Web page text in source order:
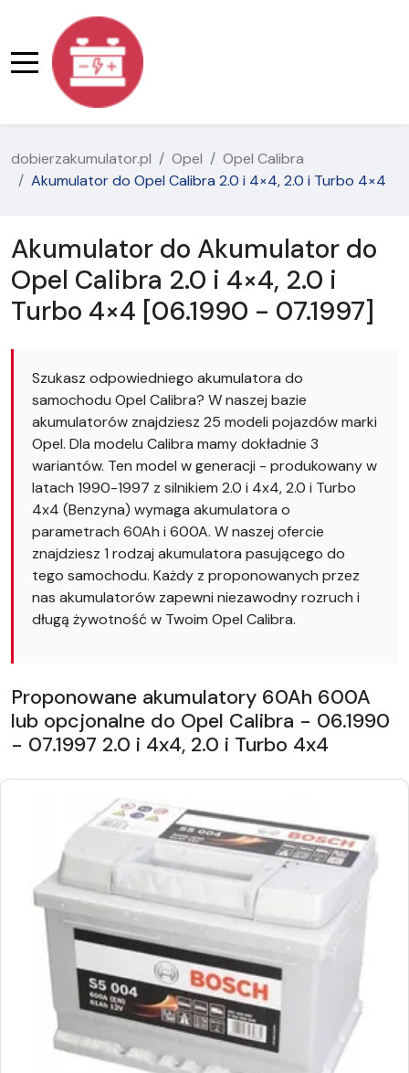
dobierzakumulator.pl Opel
Opel Calibra
Akumulator do Opel Calibra 2.0 i 4×4, 2.0 i Turbo 4×4
Akumulator do Akumulator do
Opel Calibra 2.0 i 4×4, 2.0 i
Turbo 4×4 [06.1990 - 07.1997]
Szukasz odpowiedniego akumulatora do
samochodu Opel Calibra? W naszej bazie
akumulatorów znajdziesz 25 modeli pojazdów marki
Opel. Dla modelu Calibra mamy dokładnie 3
wariantów. Ten model w generacji - produkowany w
latach 1990-1997 z silnikiem 2.0 i 4x4, 2.0 i Turbo
4x4 (Benzyna) wymaga akumulatora o
parametrach 60Ah i 600A. W naszej ofercie
znajdziesz 1 rodzaj akumulatora pasującego do
tego samochodu. Każdy z proponowanych przez
nas akumulatorów zapewni niezawodny rozruch i
długą żywotność w Twoim Opel Calibra.
Proponowane akumulatory 60Ah 600A
lub opcjonalne do Opel Calibra - 06.1990
- 07.1997 2.0 i 4x4, 2.0 i Turbo 4x4